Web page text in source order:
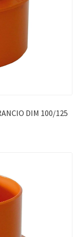
DIM 100/125